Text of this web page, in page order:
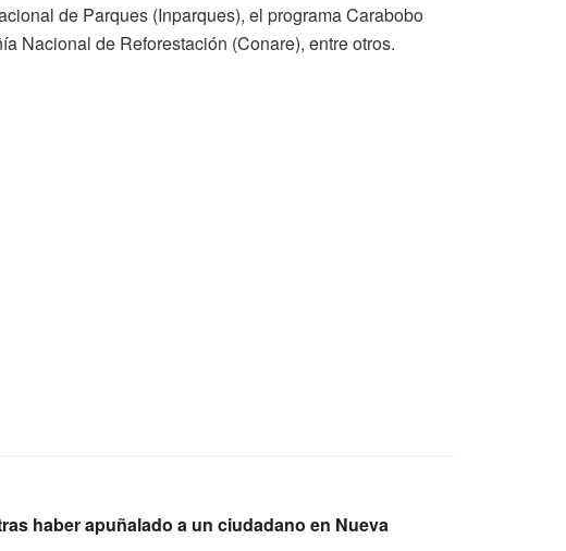
de Parques (Inparques), el programa Carabobo
Nacional de Reforestación (Conare), entre otros.
haber apuñalado a un ciudadano en Nueva